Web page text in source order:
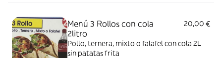
Menú 3 Rollos con cola
2litro
20,00 €
Pollo, ternera, mixto o falafel con cola 2L
sin patatas frita